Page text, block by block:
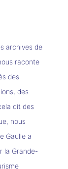
archives de
raconte
des
des
dit des
nous
Gaulle a
la Grande-